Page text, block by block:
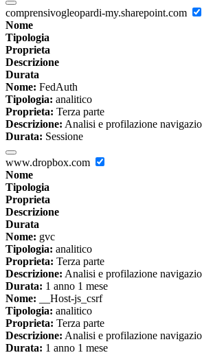
comprensivogleopardi-my.sharepoint.com
Nome
Tipologia
Proprieta
Descrizione
Durata
Nome: FedAuth
Tipologia: analitico
Proprieta: Terza parte
Descrizione: Analisi e profilazione
Durata: Sessione
www.dropbox.com
Nome
Tipologia
Proprieta
Descrizione
Durata
Nome: gvc
Tipologia: analitico
Proprieta: Terza parte
Descrizione: Analisi e profilazione
Durata: 1 anno 1 mese
Nome: __Host-js_csrf
Tipologia: analitico
Proprieta: Terza parte
Descrizione: Analisi e profilazione
Durata: 1 anno 1 mese